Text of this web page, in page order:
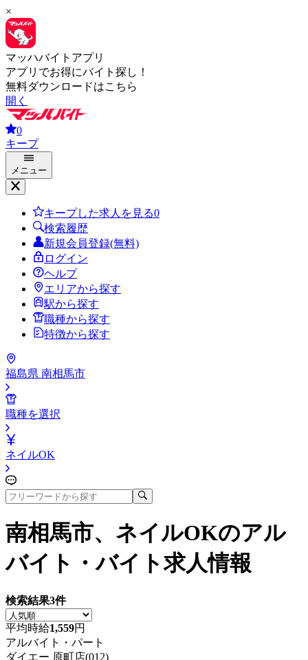
×
マッハバイトアプリ
アプリでお得にバイト探し！
無料ダウンロードはこちら
開く
0
キープ
メニュー
キープした求人を見る0
検索履歴
新規会員登録(無料)
ログイン
ヘルプ
エリアから探す
駅から探す
職種から探す
特徴から探す
福島県 南相馬市
職種を選択
ネイルOK
南相馬市、ネイルOKのアル
バイト・バイト求人情報
検索結果3件
平均時給1,559円
アルバイト・パート
ダイエー 原町店(012)